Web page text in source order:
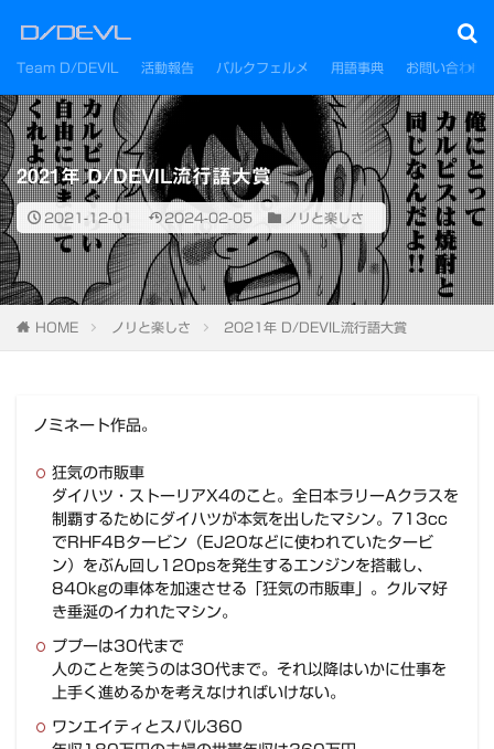
Team D/DEVIL 活動報告 パルクフェルメ 用語事典 お問い合わせ
2021年 D/DEVIL流行語大賞
2021-12-01 2024-02-05 ノリと楽しさ
HOME ノリと楽しさ 2021年 D/DEVIL流行語大賞
ノミネート作品。
狂気の市販車
ダイハツ・ストーリアX4のこと。全日本ラリーAクラスを
制覇するためにダイハツが本気を出したマシン。713cc
でRHF4Bタービン（EJ20などに使われていたタービ
ン）をぶん回し120psを発生するエンジンを搭載し、
840kgの車体を加速させる「狂気の市販車」。クルマ好
き垂涎のイカれたマシン。
ププーは30代まで
人のことを笑うのは30代まで。それ以降はいかに仕事を
上手く進めるかを考えなければいけない。
ワンエイティとスバル360